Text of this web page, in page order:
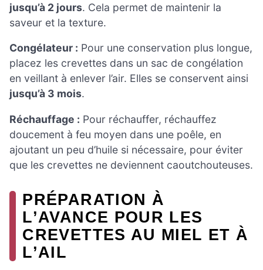
jusqu’à 2 jours. Cela permet de maintenir la
saveur et la texture.
Congélateur : Pour une conservation plus longue,
placez les crevettes dans un sac de congélation
en veillant à enlever l’air. Elles se conservent ainsi
jusqu’à 3 mois.
Réchauffage : Pour réchauffer, réchauffez
doucement à feu moyen dans une poêle, en
ajoutant un peu d’huile si nécessaire, pour éviter
que les crevettes ne deviennent caoutchouteuses.
PRÉPARATION À
L’AVANCE POUR LES
CREVETTES AU MIEL ET À
L’AIL